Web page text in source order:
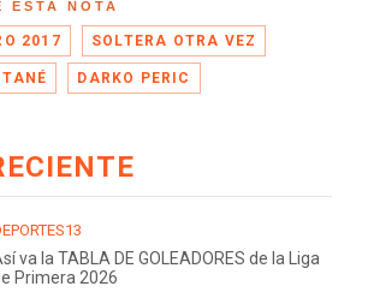
ESTA NOTA
2017 SOLTERA OTRA VEZ
DARKO PERIC
va la TABLA DE GOLEADORES de la Liga
Primera 2026